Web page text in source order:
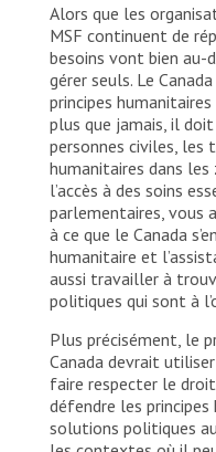
Alors que les
MSF continuent de
besoins vont bien au-
gérer seuls. Le
principes humanitaires
plus que jamais, il
personnes civiles,
humanitaires dans
l’accès à des soins
parlementaires, vous
à ce que le Canada
humanitaire et
aussi travailler à
politiques qui sont à
Plus précisément, le
Canada devrait
faire respecter le
défendre les
solutions politiques